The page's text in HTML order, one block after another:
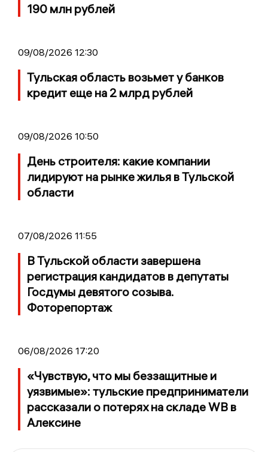
190 млн рублей
09/08/2026 12:30
Тульская область возьмет у банков
кредит еще на 2 млрд рублей
09/08/2026 10:50
День строителя: какие компании
лидируют на рынке жилья в Тульской
области
07/08/2026 11:55
В Тульской области завершена
регистрация кандидатов в депутаты
Госдумы девятого созыва.
Фоторепортаж
06/08/2026 17:20
«Чувствую, что мы беззащитные и
уязвимые»: тульские предприниматели
рассказали о потерях на складе WB в
Алексине